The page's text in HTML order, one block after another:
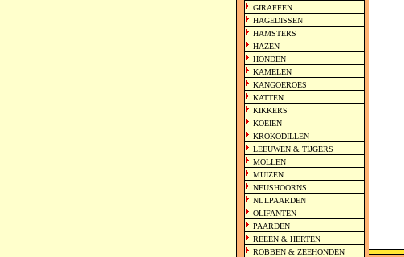
GIRAFFEN
HAGEDISSEN
HAMSTERS
HAZEN
HONDEN
KAMELEN
KANGOEROES
KATTEN
KIKKERS
KOEIEN
KROKODILLEN
LEEUWEN & TIJGERS
MOLLEN
MUIZEN
NEUSHOORNS
NIJLPAARDEN
OLIFANTEN
PAARDEN
REEEN & HERTEN
ROBBEN & ZEEHONDEN